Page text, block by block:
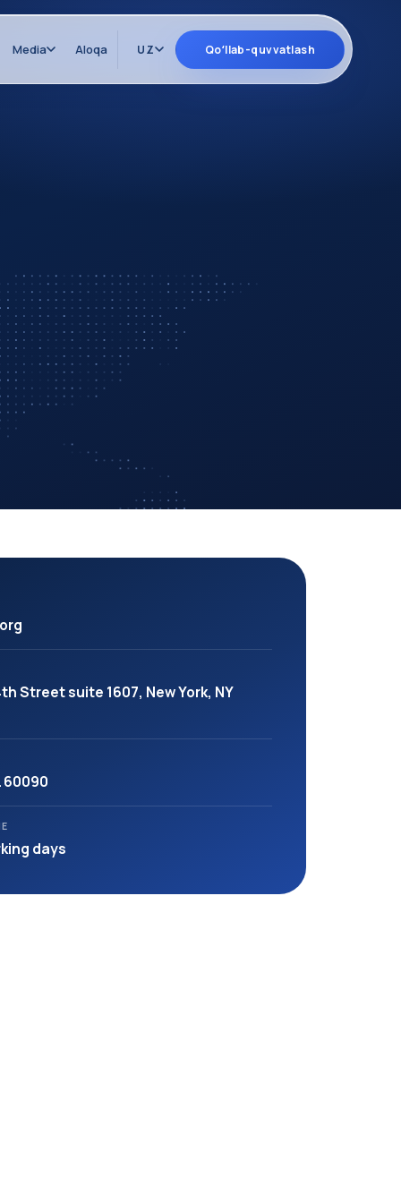
Media Aloqa UZ Qoʻllab-quvvatlash
Street suite 1607, New York, NY
60090
days